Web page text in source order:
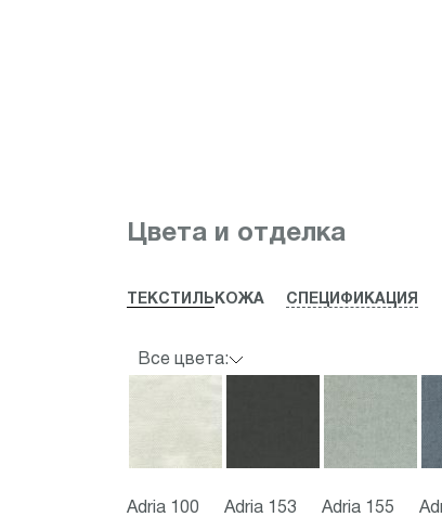
1Цвета и отделка
ТЕКСТИЛЬ КОЖА СПЕЦИФИКАЦИЯ
Все цвета:
Adria 100 Adria 153 Adria 155